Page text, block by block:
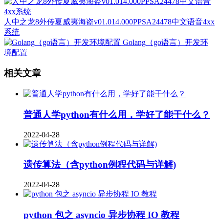
人中之龙8外传夏威夷海盗v01.014.000PPSA24478中文语音4xx
系统
Golang（go语言）开发环
境配置
相关文章
普通人学python有什么用，学好了能干什么？
2022-04-28
遗传算法（含python例程代码与详解)
2022-04-28
python 包之 asyncio 异步协程 IO 教程